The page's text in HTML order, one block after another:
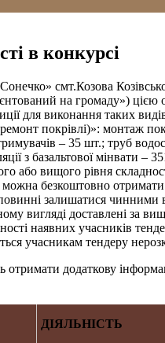
в конкурсі
смт.Козова
на громаду»)
для виконання таких
покрівлі)»: монтаж
– 35 шт.; труб
з базальтової
або вищого рівня
безкоштовно
залишатися чинними
вигляді доставлені за
наявних учасників
учасникам тендеру
отримати додаткову
ДІЯЛЬНІСТЬ